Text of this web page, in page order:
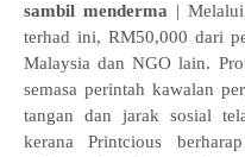
sambil menderma |
terhad ini, RM50,000 dari
Malaysia dan NGO lain.
semasa perintah kawalan
tangan dan jarak sosial
kerana Printcious